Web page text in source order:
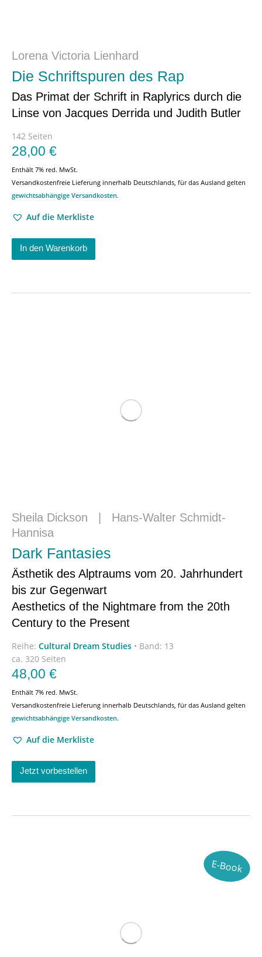
Lorena Victoria Lienhard
Die Schriftspuren des Rap
Das Primat der Schrift in Raplyrics durch die
Linse von Jacques Derrida und Judith Butler
142 Seiten
28,00 €
Enthält 7% red. MwSt.
Versandkostenfreie Lieferung innerhalb Deutschlands, für das Ausland gelten
gewichtsabhängige Versandkosten.
Auf die Merkliste
In den Warenkorb
Sheila Dickson
Hans-Walter Schmidt-
Hannisa
Dark Fantasies
Ästhetik des Alptraums vom 20. Jahrhundert
bis zur Gegenwart
Aesthetics of the Nightmare from the 20th
Century to the Present
Reihe: Cultural Dream Studies • Band: 13
ca. 320 Seiten
48,00 €
Enthält 7% red. MwSt.
Versandkostenfreie Lieferung innerhalb Deutschlands, für das Ausland gelten
gewichtsabhängige Versandkosten.
Auf die Merkliste
Jetzt vorbestellen
E-Book